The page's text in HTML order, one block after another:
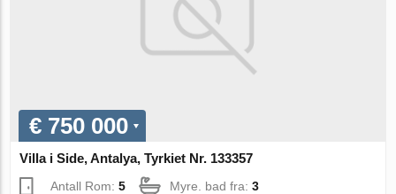
€ 750 000
Villa i Side, Antalya, Tyrkiet Nr. 133357
Antall Rom:5 Myre. bad fra:3